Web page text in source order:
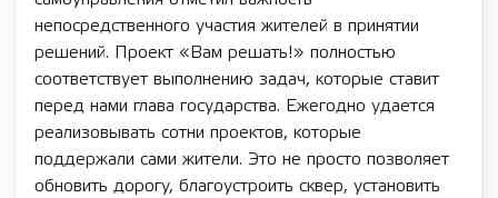
непосредственного участия жителей в принятии
решений. Проект «Вам решать!» полностью
соответствует выполнению задач, которые ставит
перед нами глава государства. Ежегодно удается
реализовывать сотни проектов, которые
поддержали сами жители. Это не просто позволяет
обновить дорогу, благоустроить сквер, установить